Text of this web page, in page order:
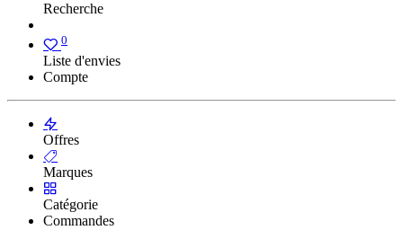
Recherche
0
Liste d'envies
Compte
Offres
Marques
Catégorie
Commandes